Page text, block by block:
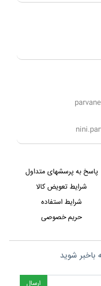
پاسخ به پرسشهای متداول
شرایط تعویض کالا
شرایط استفاده
حریم خصوصی
باخبر شوید
ارسال